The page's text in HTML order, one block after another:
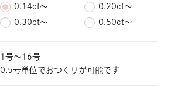
0.14ct〜
0.20ct〜
0.30ct〜
0.50ct〜
1号～16号
0.5号単位でおつくりが可能です